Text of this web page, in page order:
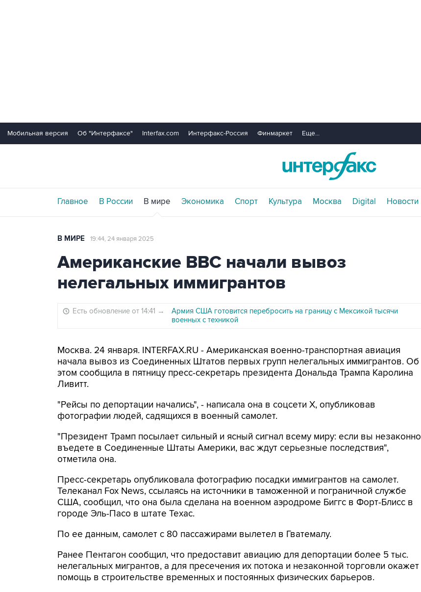
Мобильная версия Об "Интерфаксе" Interfax.com Интерфакс-Россия Финмаркет Еще...
Главное В России В мире Экономика Спорт Культура Москва Digital Новости
В МИРЕ 19:44, 24 января 2025
Американские ВВС начали вывоз
нелегальных иммигрантов
Есть обновление от 14:41 →
Армия США готовится перебросить на границу с Мексикой тысячи
военных с техникой
Москва. 24 января. INTERFAX.RU - Американская военно-транспортная авиация
начала вывоз из Соединенных Штатов первых групп нелегальных иммигрантов. Об
этом сообщила в пятницу пресс-секретарь президента Дональда Трампа Каролина
Ливитт.
"Рейсы по депортации начались", - написала она в соцсети Х, опубликовав
фотографии людей, садящихся в военный самолет.
"Президент Трамп посылает сильный и ясный сигнал всему миру: если вы незаконно
въедете в Соединенные Штаты Америки, вас ждут серьезные последствия",
отметила она.
Пресс-секретарь опубликовала фотографию посадки иммигрантов на самолет.
Телеканал Fox News, ссылаясь на источники в таможенной и пограничной службе
США, сообщил, что она была сделана на военном аэродроме Биггс в Форт-Блисс в
городе Эль-Пасо в штате Техас.
По ее данным, самолет с 80 пассажирами вылетел в Гватемалу.
Ранее Пентагон сообщил, что предоставит авиацию для депортации более 5 тыс.
нелегальных мигрантов, а для пресечения их потока и незаконной торговли окажет
помощь в строительстве временных и постоянных физических барьеров.